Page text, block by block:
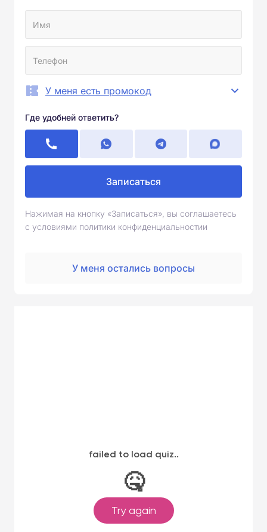
У меня есть промокод
Где удобней ответить?
Записаться
Нажимая на кнопку «Записаться», вы соглашаетесь
с условиями политики конфиденциальностии
У меня остались вопросы